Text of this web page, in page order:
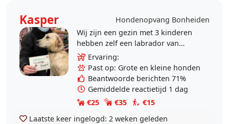
Kasper
Hondenopvang Bonheiden
Wij zijn een gezin met 3 kinderen
hebben zelf een labrador van
10jaar,een golden retriever van
4jaar en éen Mechelse herder van
12weken. Wij bieden..
Ervaring:
Past op: Grote en kleine honden
Beantwoorde berichten 71%
Gemiddelde reactietijd 1 dag
€25
€35
€15
Laatste keer ingelogd: 2 weken geleden